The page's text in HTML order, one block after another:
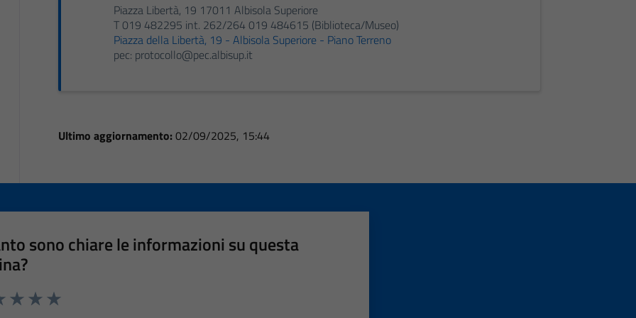
Piazza Libertà, 19 17011 Albisola Superiore
T 019 482295 int. 262/264 019 484615 (Biblioteca/Museo)
Piazza della Libertà, 19 - Albisola Superiore - Piano Terreno
pec: protocollo@pec.albisup.it
Ultimo aggiornamento: 02/09/2025, 15:44
sono chiare le informazioni su questa